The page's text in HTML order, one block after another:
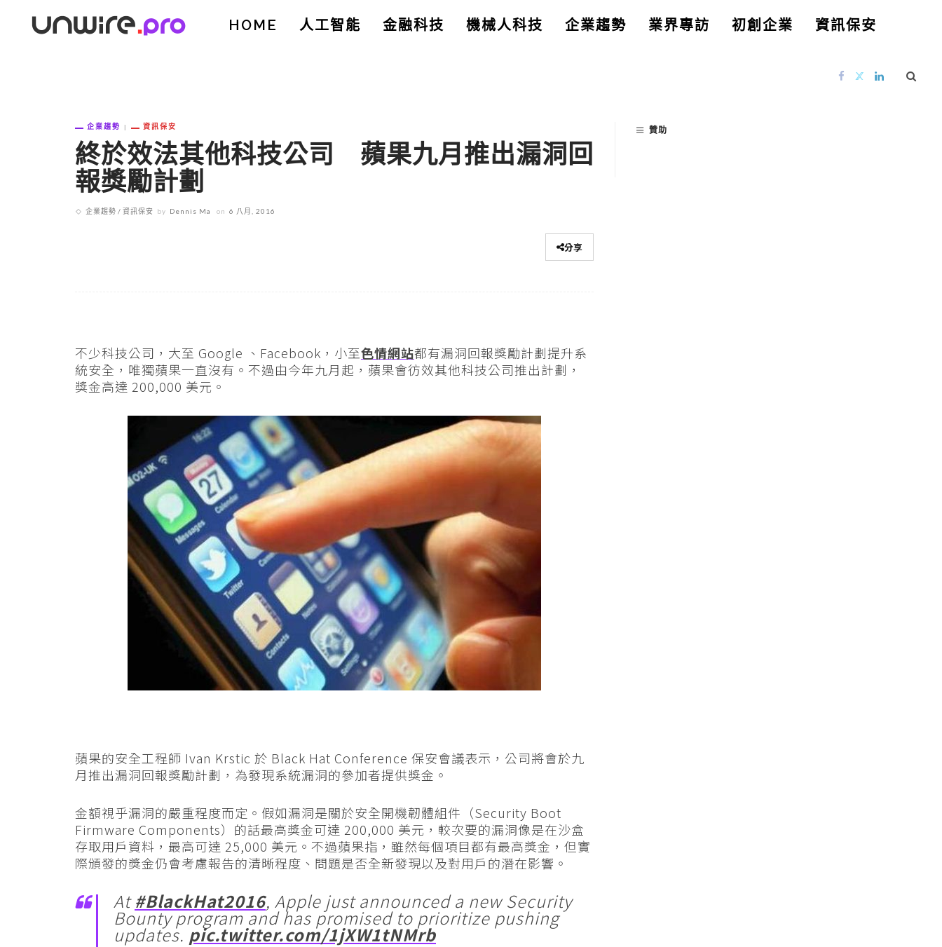
HOME 人工智能 金融科技 機械人科技 企業趨勢 業界專訪 初創企業 資訊保安
企業趨勢 資訊保安
終於效法其他科技公司 蘋果九月推出漏洞回
報獎勵計劃
企業趨勢 資訊保安 by Dennis Ma on 6 八月, 2016
分享
不少科技公司，大至 Google 、Facebook，小至色情網站都有漏洞回報獎勵計劃提升系
統安全，唯獨蘋果一直沒有。不過由今年九月起，蘋果會彷效其他科技公司推出計劃，
獎金高達 200,000 美元。
蘋果的安全工程師 Ivan Krstic 於 Black Hat Conference 保安會議表示，公司將會於九
月推出漏洞回報獎勵計劃，為發現系統漏洞的參加者提供獎金。
金額視乎漏洞的嚴重程度而定。假如漏洞是關於安全開機韌體組件（Security Boot
Firmware Components）的話最高獎金可達 200,000 美元，較次要的漏洞像是在沙盒
存取用戶資料，最高可達 25,000 美元。不過蘋果指，雖然每個項目都有最高獎金，但實
際頒發的獎金仍會考慮報告的清晰程度、問題是否全新發現以及對用戶的潛在影響。
At#BlackHat2016, Apple just announced a new Security
Bounty program and has promised to prioritize pushing
updates. pic.twitter.com/1jXW1tNMrb
贊助